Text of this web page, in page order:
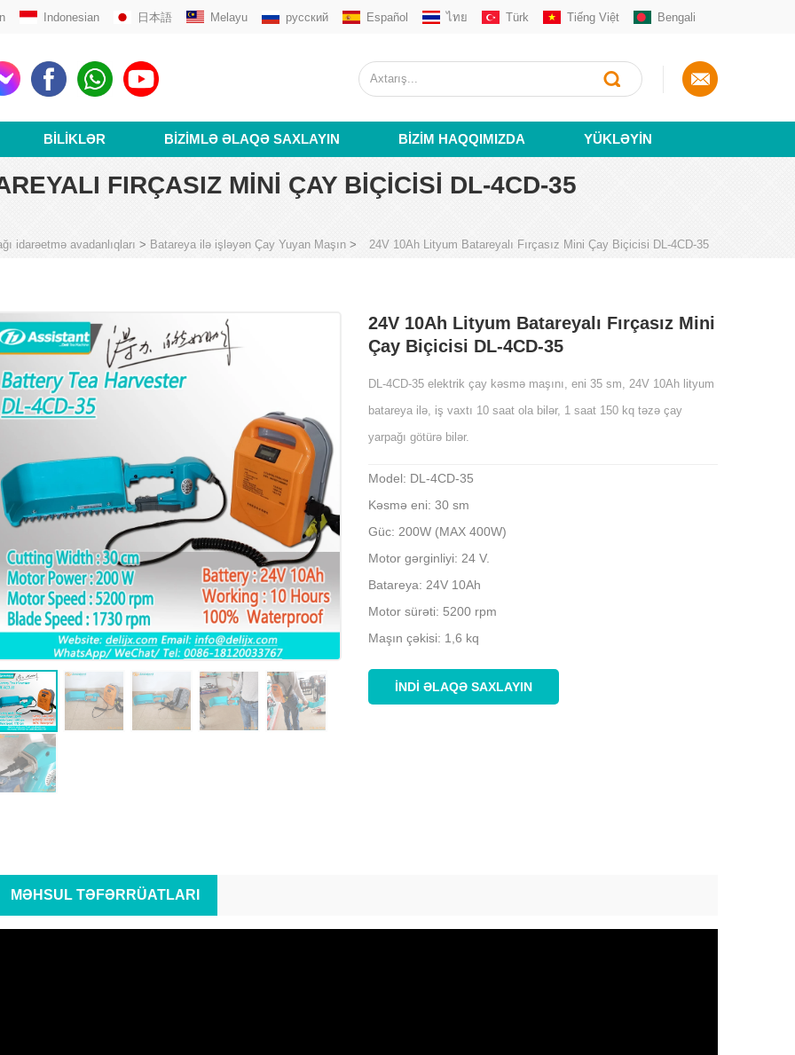
Indonesian 日本語 Melayu русский Español ไทย Türk Tiếng Việt Bengali
BILIKLƏR BIZIMLƏ ƏLAQƏ SAXLAYIN BIZIM HAQQIMIZDA YÜKLƏYIN
FIRÇASIZ MINI ÇAY BIÇICISI DL-4CD-35
idarəetmə avadanlıqları > Batareya ilə işləyən Çay Yuyan Maşın > 24V 10Ah Lityum Batareyalı Fırçasız Mini Çay Biçicisi DL-4CD-35
24V 10Ah Lityum Batareyalı Fırçasız Mini
Çay Biçicisi DL-4CD-35
DL-4CD-35 elektrik çay kəsmə maşını, eni 35 sm, 24V 10Ah lityum
batareya ilə, iş vaxtı 10 saat ola bilər, 1 saat 150 kq təzə çay
yarpağı götürə bilər.
Model: DL-4CD-35
Kəsmə eni: 30 sm
Güc: 200W (MAX 400W)
Motor gərginliyi: 24 V.
Batareya: 24V 10Ah
Motor sürəti: 5200 rpm
Maşın çəkisi: 1,6 kq
İNDI ƏLAQƏ SAXLAYIN
MƏHSUL TƏFƏRRÜATLARI